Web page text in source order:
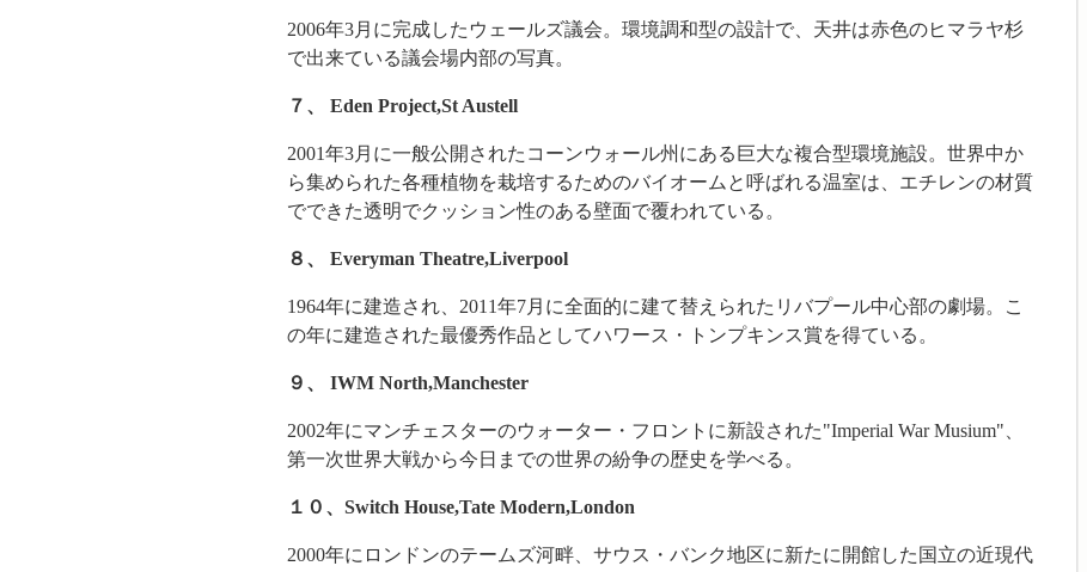
2006年3月に完成したウェールズ議会。環境調和型の設計で、天井は赤色のヒマラヤ杉
で出来ている議会場内部の写真。
７、 Eden Project,St Austell
2001年3月に一般公開されたコーンウォール州にある巨大な複合型環境施設。世界中か
ら集められた各種植物を栽培するためのバイオームと呼ばれる温室は、エチレンの材質
でできた透明でクッション性のある壁面で覆われている。
８、 Everyman Theatre,Liverpool
1964年に建造され、2011年7月に全面的に建て替えられたリバプール中心部の劇場。こ
の年に建造された最優秀作品としてハワース・トンプキンス賞を得ている。
９、 IWM North,Manchester
2002年にマンチェスターのウォーター・フロントに新設された"Imperial War Musium"、
第一次世界大戦から今日までの世界の紛争の歴史を学べる。
１０、 Switch House,Tate Modern,London
2000年にロンドンのテームズ河畔、サウス・バンク地区に新たに開館した国立の近現代